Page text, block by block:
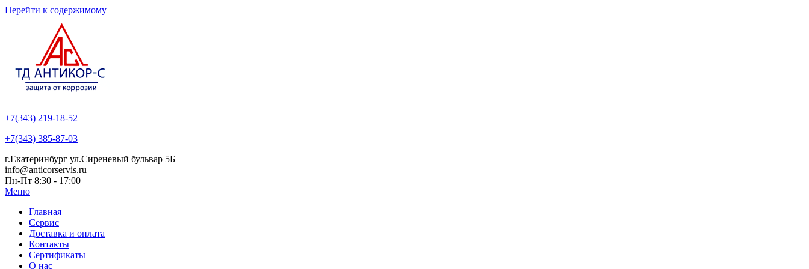
Перейти к содержимому
+7(343) 219-18-52
+7(343) 385-87-03
г.Екатеринбург ул.Сиреневый бульвар 5Б
info@anticorservis.ru
Пн-Пт 8:30 - 17:00
Меню
Главная
Сервис
Доставка и оплата
Контакты
Сертификаты
О нас